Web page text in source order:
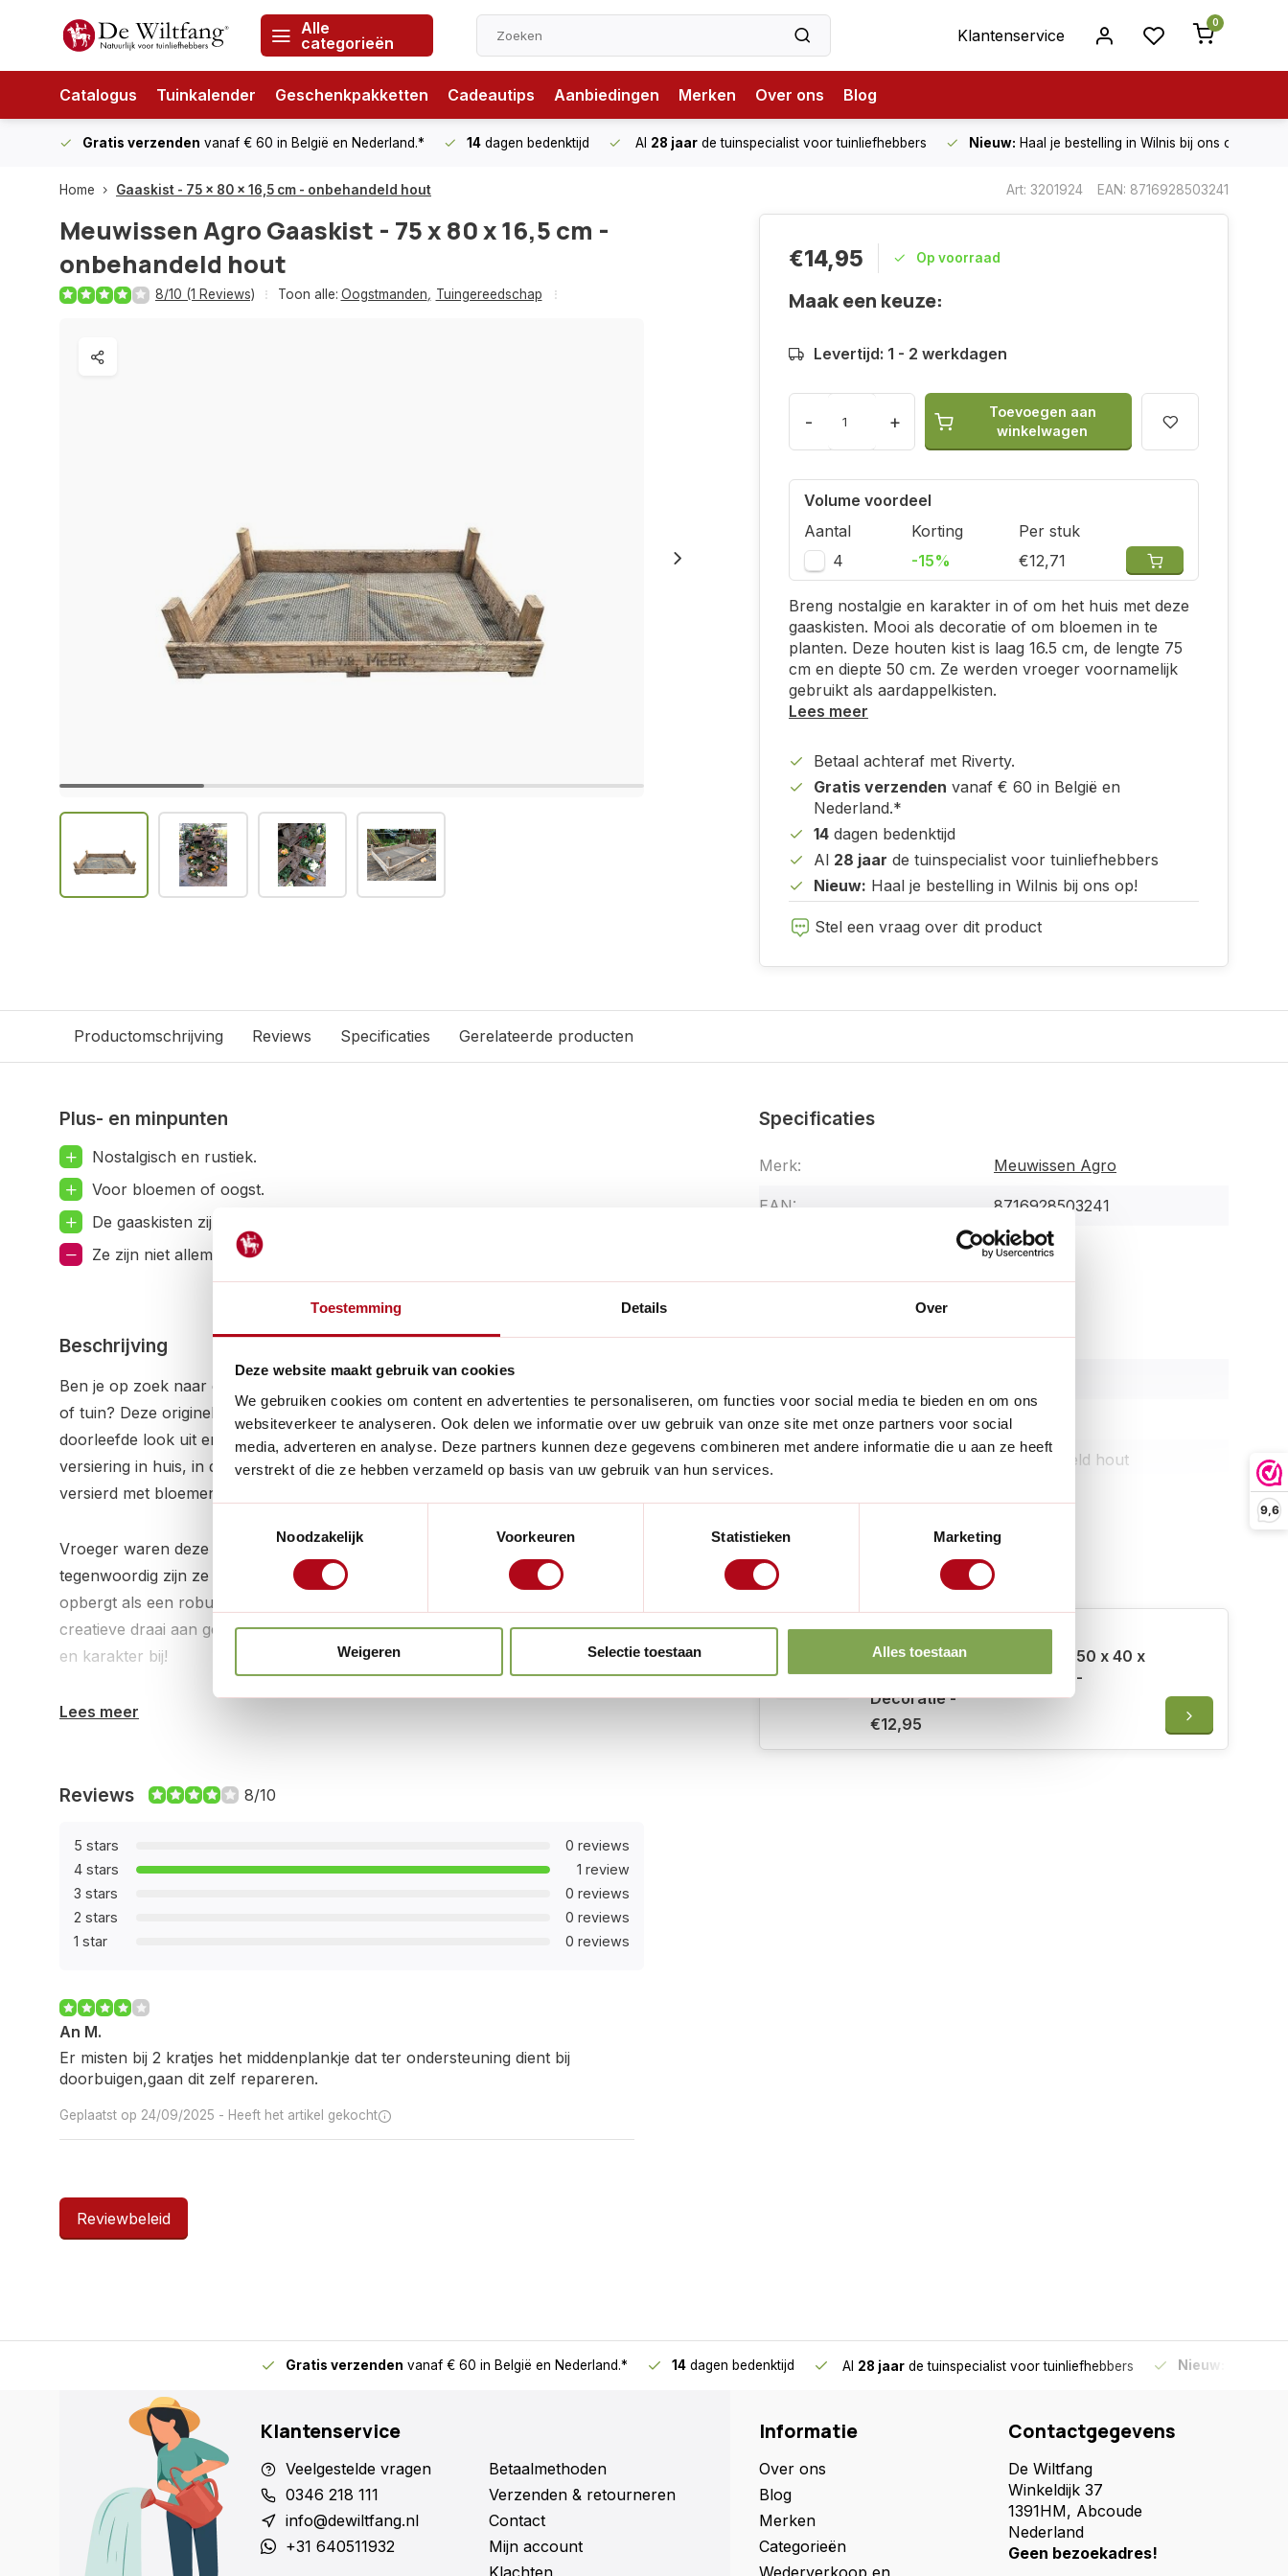
Toestemming Details Over
Deze website maakt gebruik van cookies
We gebruiken cookies om content en advertenties te personaliseren, om functies voor social media te bieden en om ons
websiteverkeer te analyseren. Ook delen we informatie over uw gebruik van onze site met onze partners voor social
media, adverteren en analyse. Deze partners kunnen deze gegevens combineren met andere informatie die u aan ze heeft
verstrekt of die ze hebben verzameld op basis van uw gebruik van hun services.
Noodzakelijk
Voorkeuren Statistieken Marketing
Weigeren Selectie toestaan Alles toestaan
9,6
Alle
categorieën
Klantenservice
0
Catalogus Tuinkalender Geschenkpakketten Cadeautips Aanbiedingen Merken Over ons Blog
Gratis verzenden vanaf € 60 in België en Nederland.* 14 dagen bedenktijd Al 28 jaar de tuinspecialist voor tuinliefhebbers Nieuw: Haal je bestelling in Wilnis bij ons op!
Home Gaaskist - 75 x 80 x 16,5 cm - onbehandeld hout Art: 3201924 EAN: 8716928503241
Meuwissen Agro Gaaskist - 75 x 80 x 16,5 cm -
onbehandeld hout
8/10 (1 Reviews) Toon alle: Oogstmanden, Tuingereedschap
€14,95 Op voorraad
Maak een keuze:
Levertijd: 1 - 2 werkdagen
- +
Toevoegen aan
winkelwagen
Volume voordeel
Aantal
Korting
Per stuk
4
-15% €12,71
Breng nostalgie en karakter in of om het huis met deze
gaaskisten. Mooi als decoratie of om bloemen in te
planten. Deze houten kist is laag 16.5 cm, de lengte 75
cm en diepte 50 cm. Ze werden vroeger voornamelijk
gebruikt als aardappelkisten.
Lees meer
Betaal achteraf met Riverty.
Gratis verzenden vanaf € 60 in België en
Nederland.*
14 dagen bedenktijd
Al 28 jaar de tuinspecialist voor tuinliefhebbers
Nieuw: Haal je bestelling in Wilnis bij ons op!
Stel een vraag over dit product
Productomschrijving Reviews Specificaties Gerelateerde producten
Plus- en minpunten
Nostalgisch en rustiek.
Voor bloemen of oogst.
De gaaskisten zijn te stapelen.
Ze zijn niet allemaal hetzelfde.
Beschrijving
Ben je op zoek naar een bijzondere en authentieke aanvulling voor je interieur
of tuin? Deze originele, gebruikte houten gaaskisten stralen een schitterende,
doorleefde look uit en zijn nog volledig onbehandeld. Perfect voor gebruik als
versiering in huis, in de tuin of zelfs als een unieke geschenkkist – bijvoorbeeld
versierd met bloemen voor een extra gezellige sfeer.
Vroeger waren deze kisten cruciaal voor het planten van aardappelen, maar
tegenwoordig zijn ze vooral populair als een decoratief element. Of je ze nu
opbergt als een robuust opbergmeubel, als plantenbak gebruikt of er een
creatieve draai aan geeft, deze gaaskisten dragen altijd een gevoel van nostalgie
en karakter bij!
Lees meer
Reviews 8/10
5 stars
0 reviews
4 stars
1 review
3 stars
0 reviews
2 stars
0 reviews
1 star
0 reviews
An M.
Er misten bij 2 kratjes het middenplankje dat ter ondersteuning dient bij
doorbuigen,gaan dit zelf repareren.
Geplaatst op 24/09/2025 - Heeft het artikel gekocht
Reviewbeleid
Specificaties
Merk: Meuwissen Agro
EAN: 8716928503241
3201924
Fysieke eigenschappen
Lengte: 75 cm
Hoogte: 16.5 cm
Onbehandeld hout
Lees meer
Handig voor erbij
Meuwissen Agro Fruitkist - 50 x 40 x
30 cm - Onbehandeld hout -
Decoratie -
€12,95
Gratis verzenden vanaf € 60 in België en Nederland.* 14 dagen bedenktijd Al 28 jaar de tuinspecialist voor tuinliefhebbers Nieuw:
Klantenservice
Veelgestelde vragen
0346 218 111
info@dewiltfang.nl
+31 640511932
Betaalmethoden
Verzenden & retourneren
Contact
Mijn account
Klachten
Informatie
Over ons
Blog
Merken
Categorieën
Wederverkoop en
Contactgegevens
De Wiltfang
Winkeldijk 37
1391HM, Abcoude
Nederland
Geen bezoekadres!